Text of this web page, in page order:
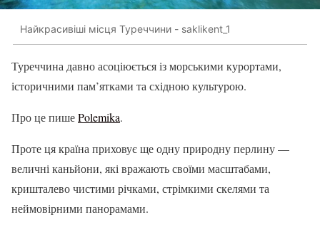
Найкрасивіші місця Туреччини - saklikent_1
Туреччина давно асоціюється із морськими курортами,
історичними пам’ятками та східною культурою.
Про це пишеPolemika.
Проте ця країна приховує ще одну природну перлину —
величні каньйони, які вражають своїми масштабами,
кришталево чистими річками, стрімкими скелями та
неймовірними панорамами.